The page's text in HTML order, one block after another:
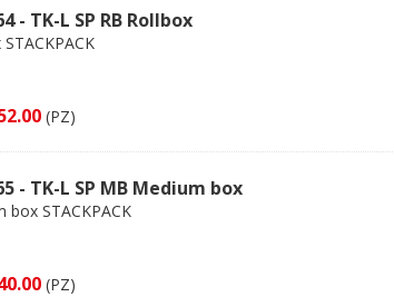
- TK-L SP RB Rollbox
(PZ)
- TK-L SP MB Medium box
box STACKPACK
(PZ)